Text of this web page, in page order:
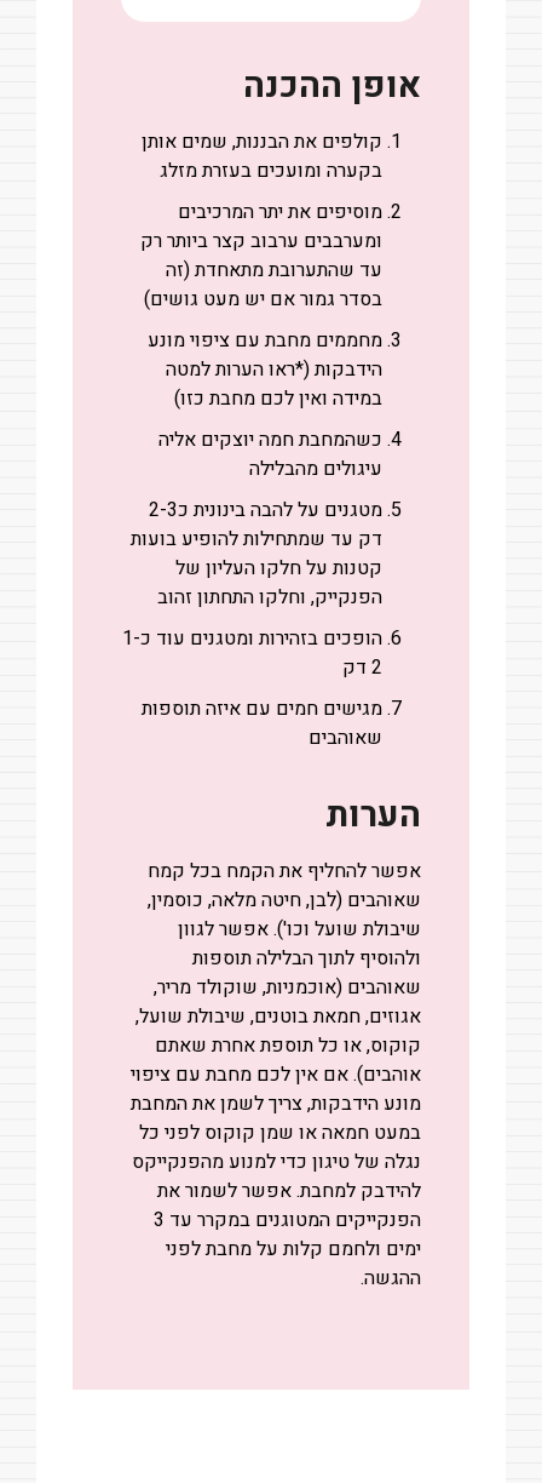
אופן ההכנה
קולפים את הבננות, שמים אותן
בקערה ומועכים בעזרת מזלג
מוסיפים את יתר המרכיבים
ומערבבים ערבוב קצר ביותר רק
עד שהתערובת מתאחדת (זה
בסדר גמור אם יש מעט גושים)
מחממים מחבת עם ציפוי מונע
הידבקות (*ראו הערות למטה
במידה ואין לכם מחבת כזו)
כשהמחבת חמה יוצקים אליה
עיגולים מהבלילה
מטגנים על להבה בינונית כ2-3
דק עד שמתחילות להופיע בועות
קטנות על חלקו העליון של
הפנקייק, וחלקו התחתון זהוב
הופכים בזהירות ומטגנים עוד כ1-
2 דק
מגישים חמים עם איזה תוספות
שאוהבים
הערות
אפשר להחליף את הקמח בכל קמח
שאוהבים (לבן, חיטה מלאה, כוסמין,
שיבולת שועל וכו'). אפשר לגוון
ולהוסיף לתוך הבלילה תוספות
שאוהבים (אוכמניות, שוקולד מריר,
אגוזים, חמאת בוטנים, שיבולת שועל,
קוקוס, או כל תוספת אחרת שאתם
אוהבים). אם אין לכם מחבת עם ציפוי
מונע הידבקות, צריך לשמן את המחבת
במעט חמאה או שמן קוקוס לפני כל
נגלה של טיגון כדי למנוע מהפנקייקס
להידבק למחבת. אפשר לשמור את
הפנקייקים המטוגנים במקרר עד 3
ימים ולחמם קלות על מחבת לפני
ההגשה.